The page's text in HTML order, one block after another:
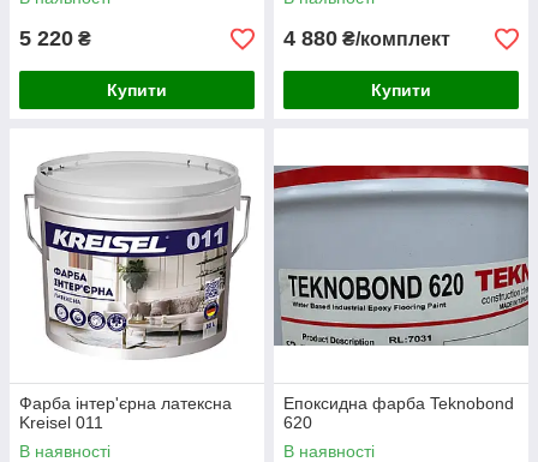
5 220 ₴
Купити
4 880 ₴/комплект
Купити
Фарба інтер'єрна латексна
Kreisel 011
В наявності
Епоксидна фарба Teknobond
620
В наявності